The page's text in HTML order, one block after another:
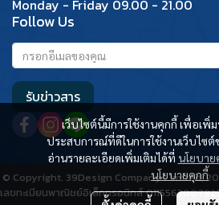
เว็บไซต์นี้มีการใช้งานคุกกี้ เพื่อเ
ประสบการณ์ที่ดีในการใช้งานเว็บไซ
อ่านรายละเอียดเพิ่มเติมได้ที่ นโยบา
นโยบายคุกกี้
Monday - Friday 09.00 - 21.00
Follow Us
รับข่าวสาร
© Copyright. 39Design Company Limited,
เลขทะเบียนพาณิชย์อิเล็กทรอนิกส์